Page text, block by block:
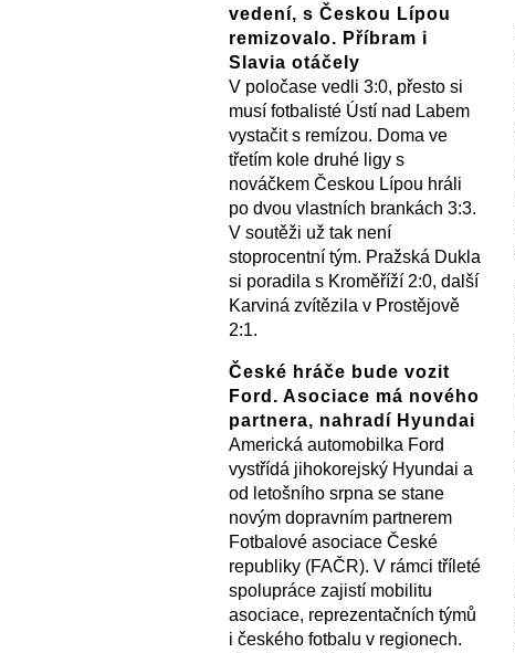
vedení, s Českou Lípou
remizovalo. Příbram i
Slavia otáčely
V poločase vedli 3:0, přesto si
musí fotbalisté Ústí nad Labem
vystačit s remízou. Doma ve
třetím kole druhé ligy s
nováčkem Českou Lípou hráli
po dvou vlastních brankách 3:3.
V soutěži už tak není
stoprocentní tým. Pražská Dukla
si poradila s Kroměříží 2:0, další
Karviná zvítězila v Prostějově
2:1.
České hráče bude vozit
Ford. Asociace má nového
partnera, nahradí Hyundai
Americká automobilka Ford
vystřídá jihokorejský Hyundai a
od letošního srpna se stane
novým dopravním partnerem
Fotbalové asociace České
republiky (FAČR). V rámci tříleté
spolupráce zajistí mobilitu
asociace, reprezentačních týmů
i českého fotbalu v regionech.